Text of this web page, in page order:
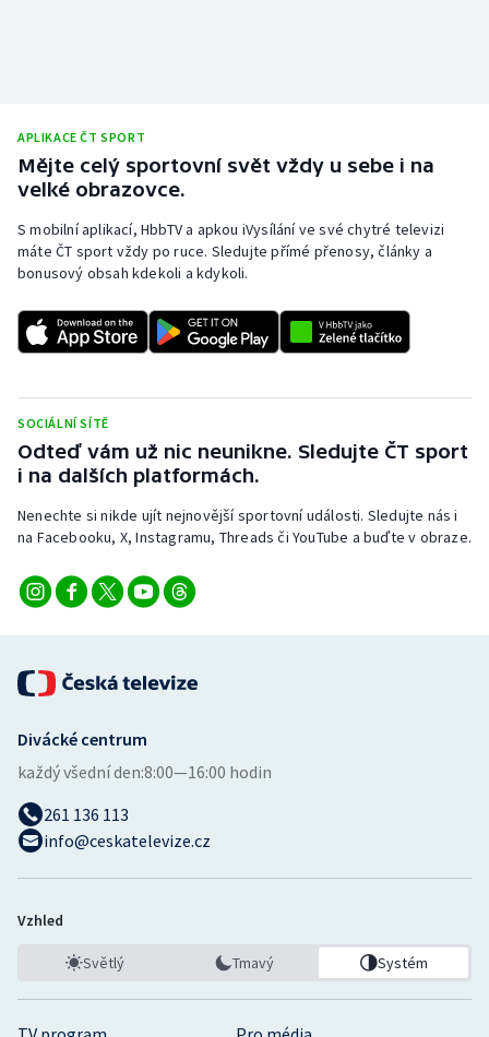
APLIKACE ČT SPORT
Mějte celý sportovní svět vždy u sebe i na
velké obrazovce.
S mobilní aplikací, HbbTV a apkou iVysílání ve své chytré televizi
máte ČT sport vždy po ruce. Sledujte přímé přenosy, články a
bonusový obsah kdekoli a kdykoli.
SOCIÁLNÍ SÍTĚ
Odteď vám už nic neunikne. Sledujte ČT sport
i na dalších platformách.
Nenechte si nikde ujít nejnovější sportovní události. Sledujte nás i
na Facebooku, X, Instagramu, Threads či YouTube a buďte v obraze.
Divácké centrum
každý všední den:8:00—16:00 hodin
261 136 113
info@ceskatelevize.cz
Vzhled
Světlý Tmavý Systém